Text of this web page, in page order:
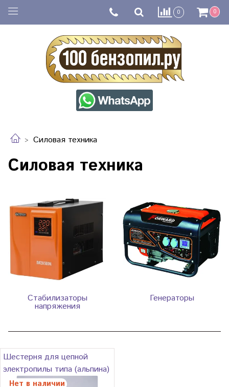
0 0
Силовая техника
Силовая техника
Стабилизаторы
напряжения
Генераторы
Шестерня для цепной
электропилы типа (альпина)
Нет в наличии